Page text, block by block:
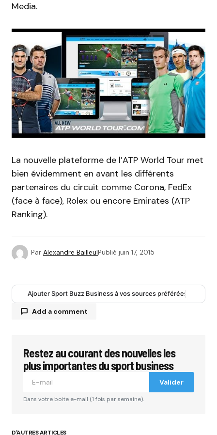
Media.
La nouvelle plateforme de l’ATP World Tour met
bien évidemment en avant les différents
partenaires du circuit comme Corona, FedEx
(face à face), Rolex ou encore Emirates (ATP
Ranking).
Par Alexandre BailleulPublié juin 17, 2015
Ajouter Sport Buzz Business à vos sources préférées
Add a comment
Votre adresse e-mail ne sera pas publiée.Les
champs obligatoires sont indiqués avec*
Restez au courant des nouvelles les
plus importantes du sport business
Valider
Dans votre boite e-mail (1 fois par semaine).
D'AUTRES ARTICLES